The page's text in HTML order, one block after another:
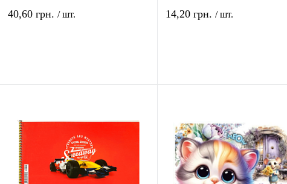
40,60 грн. / шт. 14,20 грн. / шт.
наличии